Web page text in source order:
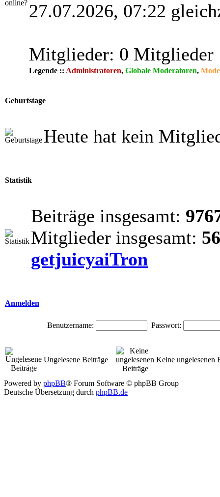
27.07.2026, 07:22
Mitglieder: 0 Mitglieder
Legende :: Administratoren, Globale Moderatoren,
Geburtstage
Heute hat kein
Statistik
Beiträge insgesamt:
Mitglieder insgesamt:
getjuicyaiTron
Anmelden
Benutzername: Passwort:
Ungelesene Beiträge Keine ungelesenen
Powered by phpBB® Forum Software © phpBB Group
Deutsche Übersetzung durch phpBB.de